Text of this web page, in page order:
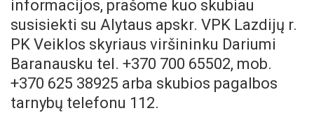
informacijos, prašome kuo skubiau
susisiekti su Alytaus apskr. VPK Lazdijų r.
PK Veiklos skyriaus viršininku Dariumi
Baranausku tel. +370 700 65502, mob.
+370 625 38925 arba skubios pagalbos
tarnybų telefonu 112.